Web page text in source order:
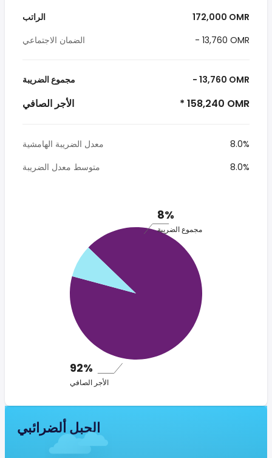
الراتب
172,000 OMR
الضمان الاجتماعي
- 13,760 OMR
مجموع الضريبة - 13,760 OMR
الأجر الصافي * 158,240 OMR
معدل الضريبة الهامشية
8.0%
متوسط معدل الضريبة
8.0%
8%
مجموع الضريبة
92%
الأجر الصافي
الجبل ألضرائبي